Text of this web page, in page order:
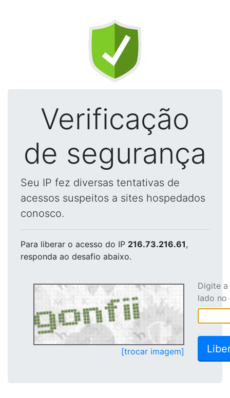
Verificação
de segurança
Seu IP fez diversas tentativas de
acessos suspeitos a sites hospedados
conosco.
Para liberar o acesso do IP 216.73.216.61,
responda ao desafio abaixo.
[trocar imagem]
Digite
lado no